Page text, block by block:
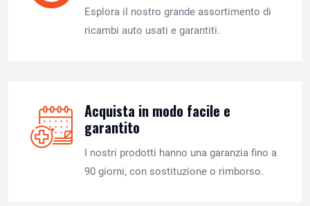
Esplora il nostro grande assortimento di
ricambi auto usati e garantiti.
Acquista in modo facile e
garantito
I nostri prodotti hanno una garanzia fino a
90 giorni, con sostituzione o rimborso.